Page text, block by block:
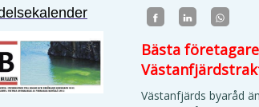
Bästa
Västanfjärds byaråd